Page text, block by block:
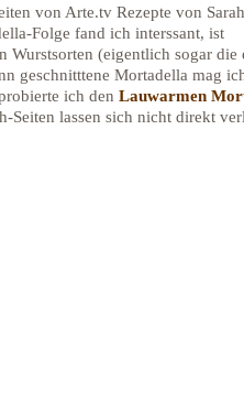
von Arte.tv Rezepte von Sarah
Folge fand ich interssant, ist
Wurstsorten (eigentlich sogar die
geschnitttene Mortadella mag
ich den Lauwarmen
Seiten lassen sich nicht direkt